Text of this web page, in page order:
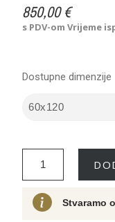
850,00 €
s PDV-omVrijeme
Dostupne dimenzije
Stvaramo